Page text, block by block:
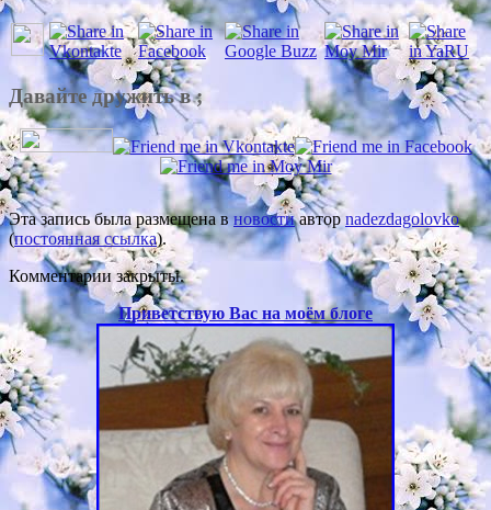
Давайте дружить в ;
Эта запись была размещена вновостиавтор nadezdagolovko
(постоянная ссылка).
Комментарии закрыты.
Приветствую Вас на моём блоге